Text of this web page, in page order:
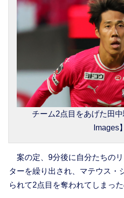
チーム2点目をあげた田
Images】
案の定、9分後に自分たちの
ターを繰り出され、マテウス・
られて2点目を奪われてしまった